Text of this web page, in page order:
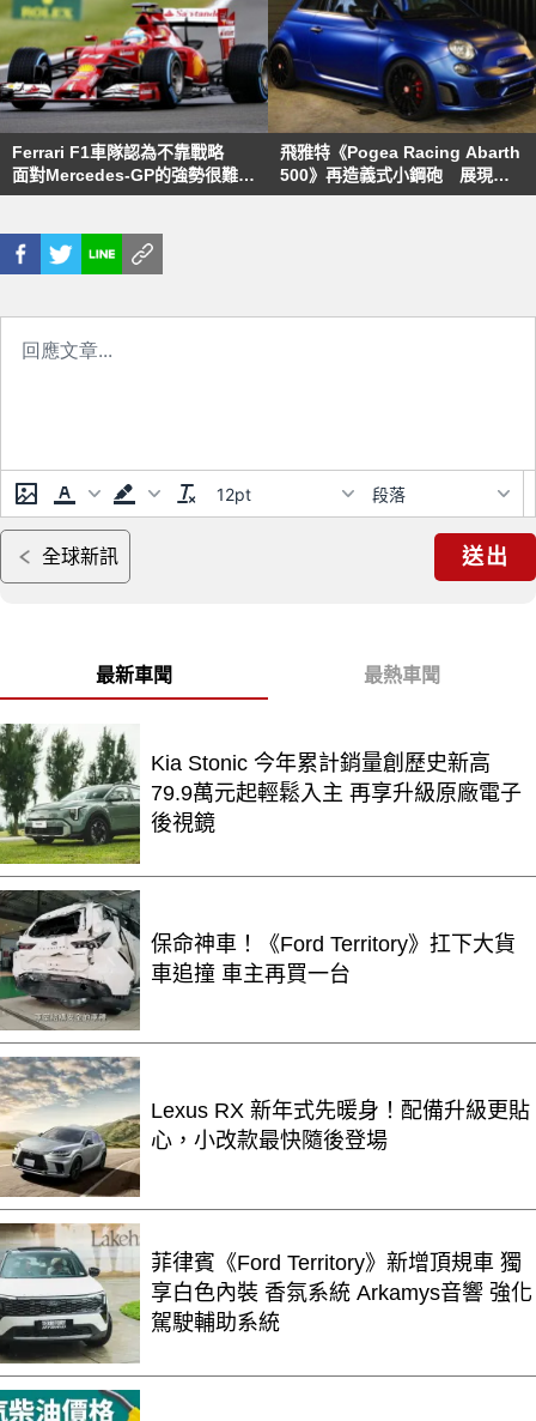
Ferrari F1車隊認為不靠戰略
面對Mercedes-GP的強勢很難抵
抗
飛雅特《Pogea Racing Abarth
500》再造義式小鋼砲 展現
331hp強勁出擊
12pt 段落
全球新訊 送出
最新車聞 最熱車聞
Kia Stonic 今年累計銷量創歷史新高
79.9萬元起輕鬆入主 再享升級原廠電子
後視鏡
保命神車！《Ford Territory》扛下大貨
車追撞 車主再買一台
Lexus RX 新年式先暖身！配備升級更貼
心，小改款最快隨後登場
菲律賓《Ford Territory》新增頂規車 獨
享白色內裝 香氛系統 Arkamys音響 強化
駕駛輔助系統